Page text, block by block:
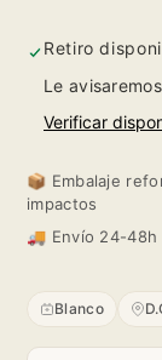
2025
Retiro
Le
Verificar
📦 Embalaje
impactos
🚚 Envío 24-48h
Blanco